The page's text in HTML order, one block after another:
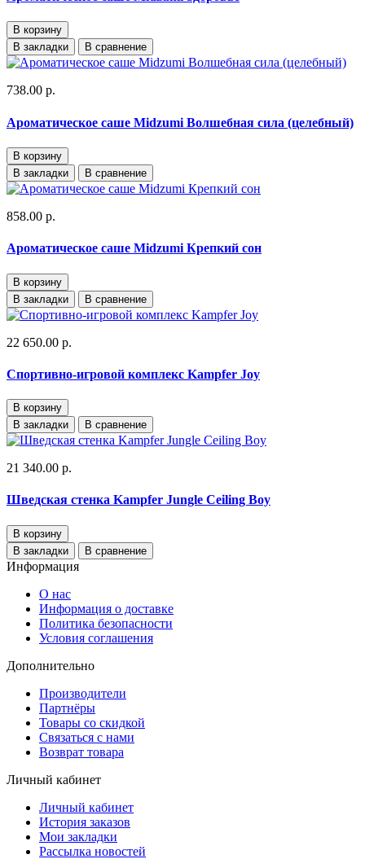
В корзину
В закладки
В сравнение
738.00 р.
Ароматическое саше Midzumi Волшебная сила (целебный)
В корзину
В закладки
В сравнение
858.00 р.
Ароматическое саше Midzumi Крепкий сон
В корзину
В закладки
В сравнение
22 650.00 р.
Спортивно-игровой комплекс Kampfer Joy
В корзину
В закладки
В сравнение
21 340.00 р.
Шведская стенка Kampfer Jungle Ceiling Boy
В корзину
В закладки
В сравнение
Информация
О нас
Информация о доставке
Политика безопасности
Условия соглашения
Дополнительно
Производители
Партнёры
Товары со скидкой
Связаться с нами
Возврат товара
Личный кабинет
Личный кабинет
История заказов
Мои закладки
Рассылка новостей